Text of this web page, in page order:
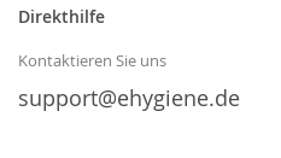
Newsletter
Direkthilfe
Kontaktieren Sie uns
support@ehygiene.de